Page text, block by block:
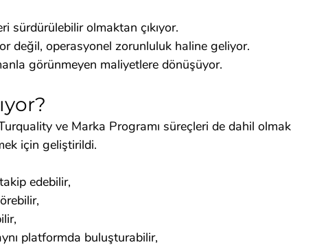
sürdürülebilir olmaktan çıkıyor.
değil, operasyonel zorunluluk haline geliyor.
görünmeyen maliyetlere dönüşüyor.
ve Marka Programı süreçleri de dahil olmak
için geliştirildi.
edebilir,
platformda buluşturabilir,